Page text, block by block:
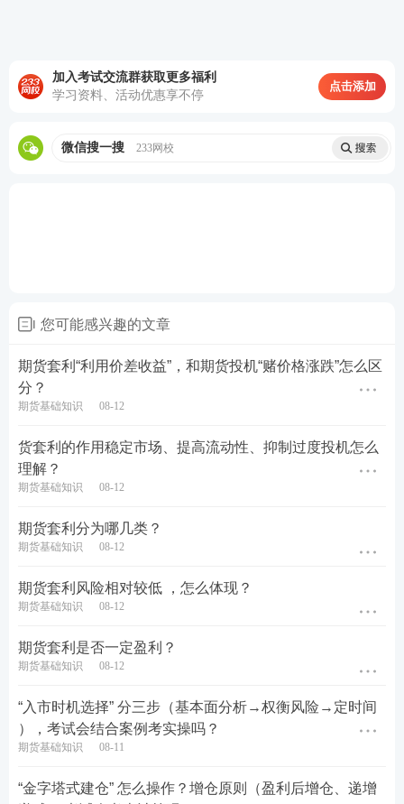
加入考试交流群获取更多福利
学习资料、活动优惠享不停
点击添加
微信搜一搜 233网校
您可能感兴趣的文章
期货套利“利用价差收益”，和期货投机“赌价格涨跌”怎么区
分？
期货基础知识 08-12
货套利的作用稳定市场、提高流动性、抑制过度投机怎么
理解？
期货基础知识 08-12
期货套利分为哪几类？
期货基础知识 08-12
期货套利风险相对较低 ，怎么体现？
期货基础知识 08-12
期货套利是否一定盈利？
期货基础知识 08-12
“入市时机选择” 分三步（基本面分析→权衡风险→定时间
），考试会结合案例考实操吗？
期货基础知识 08-11
“金字塔式建仓” 怎么操作？增仓原则（盈利后增仓、递增